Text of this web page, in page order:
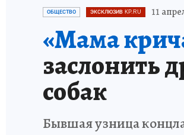
ЗАПОВЕДНАЯ РОССИЯ
ОБЩЕСТВО ЭКСКЛЮЗИВ KP.RU 11
«Мама
заслонить
собак
Бывшая узница